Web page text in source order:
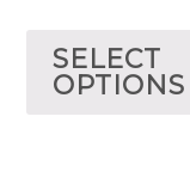
SELECT
OPTIONS